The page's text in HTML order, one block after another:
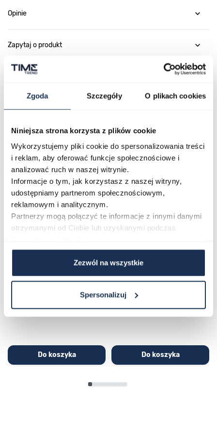
Zgoda Szczegóły O plikach cookies
Niniejsza strona korzysta z plików cookie
Wykorzystujemy pliki cookie do spersonalizowania treści
i reklam, aby oferować funkcje społecznościowe i
analizować ruch w naszej witrynie.
Informacje o tym, jak korzystasz z naszej witryny,
udostępniamy partnerom społecznościowym,
reklamowym i analitycznym.
Partnerzy mogą połączyć te informacje z innymi danymi
otrzymanymi od Ciebie lub uzyskanymi podczas
Zezwól na wszystkie
Spersonalizuj
Opinie
Zapytaj o produkt
Płatność i dostawa
Najczęściej kupowane
Poruszanie się po elementach karuzeli jest możliwe za pomocą
Naciśnij, aby pominąć karuzelę
Naciśnij, aby przejść do nawigacji karuzeli
CASIO Sport AE-1200WHD-
1AVEF
Do koszyka
Casio Sport AQ-230GA-
9DMQYES
Do koszyka